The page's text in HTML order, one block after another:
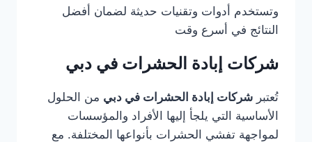
وتستخدم أدوات وتقنيات حديثة لضمان أفضل
النتائج في أسرع وقت
شركات إبادة الحشرات في دبي
تُعتبر شركات إبادة الحشرات في دبي من الحلول
الأساسية التي يلجأ إليها الأفراد والمؤسسات
لمواجهة تفشي الحشرات بأنواعها المختلفة. مع